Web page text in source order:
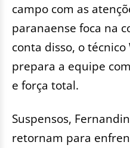
campo com as
paranaense foca na
conta disso, o
prepara a equipe
e força total.
Suspensos,
retornam para